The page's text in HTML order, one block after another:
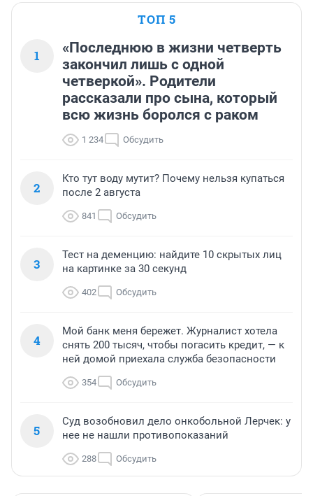
ТОП 5
1
«Последнюю в жизни четверть
закончил лишь с одной
четверкой». Родители
рассказали про сына, который
всю жизнь боролся с раком
1 234 Обсудить
2
Кто тут воду мутит? Почему нельзя купаться
после 2 августа
841 Обсудить
3
Тест на деменцию: найдите 10 скрытых лиц
на картинке за 30 секунд
402 Обсудить
4
Мой банк меня бережет. Журналист хотела
снять 200 тысяч, чтобы погасить кредит, — к
ней домой приехала служба безопасности
354 Обсудить
5
Суд возобновил дело онкобольной Лерчек: у
нее не нашли противопоказаний
288 Обсудить